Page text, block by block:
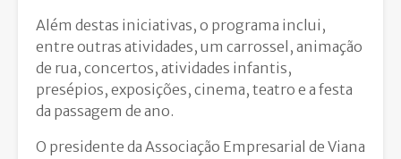
Além destas iniciativas, o programa inclui,
entre outras atividades, um carrossel, animação
de rua, concertos, atividades infantis,
presépios, exposições, cinema, teatro e a festa
da passagem de ano.
O presidente da Associação Empresarial de Viana